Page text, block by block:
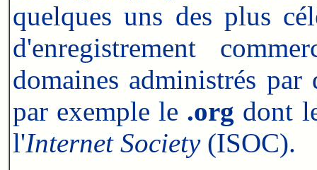
quelques uns des plus
d'enregistrement
domaines administrés
par exemple le .org dont
l'Internet Society(ISOC).